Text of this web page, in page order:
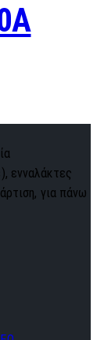
ενναλάκτες
για πάνω